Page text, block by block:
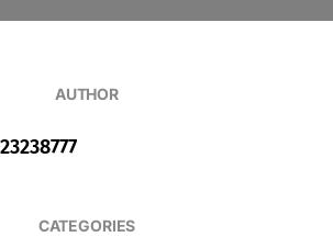
AUTHOR
CATEGORIES